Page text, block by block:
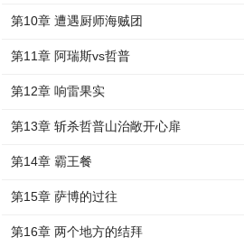
第10章 遭遇厨师海贼团
第11章 阿瑞斯vs哲普
第12章 响雷果实
第13章 斩杀哲普山治敞开心扉
第14章 霸王餐
第15章 萨博的过往
第16章 两个地方的结拜